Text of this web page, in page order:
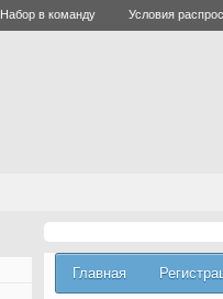
Набор в команду Условия
Главная